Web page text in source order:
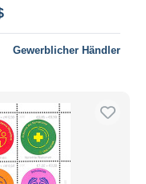
Gewerblicher Händler